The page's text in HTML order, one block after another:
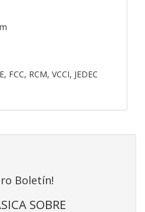
FCC, RCM, VCCI, JEDEC
Boletín!
SOBRE